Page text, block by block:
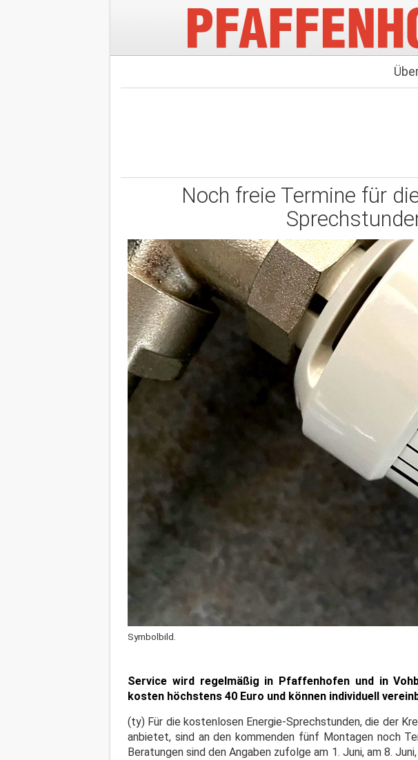
Noch freie Termine für
Symbolbild.
Service wird regelmäßig in Pfaffenhofen und in
kosten höchstens 40 Euro und können individuell
(ty) Für die kostenlosen Energie-Sprechstunden, die der
anbietet, sind an den kommenden fünf Montagen noch
Beratungen sind den Angaben zufolge am 1. Juni, am 8.